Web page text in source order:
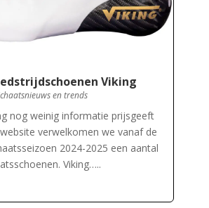
Viking
en trends
nog weinig informatie prijsgeeft
verwelkomen we vanaf de
2024-2025 een aantal
Viking…..